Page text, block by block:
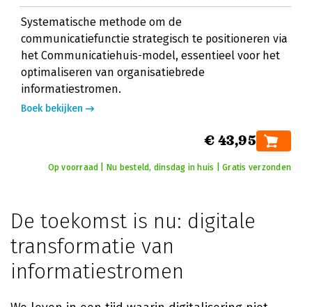
Systematische methode om de
communicatiefunctie strategisch te positioneren via
het Communicatiehuis-model, essentieel voor het
optimaliseren van organisatiebrede
informatiestromen.
Boek bekijken
€ 43,95
Op voorraad | Nu besteld, dinsdag in huis | Gratis verzonden
De toekomst is nu: digitale
transformatie van
informatiestromen